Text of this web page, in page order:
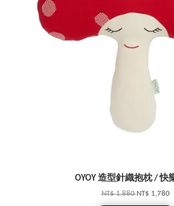
OYOY 造型針織抱枕 / 快
NT$ 1,880NT$ 1,780